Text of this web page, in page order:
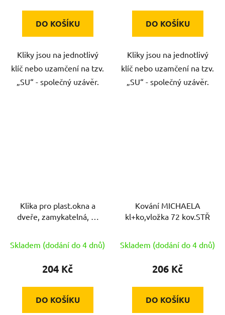
DO KOŠÍKU
Kliky jsou na jednotlivý
klíč nebo uzamčení na tzv.
„SU“ - společný uzávěr.
DO KOŠÍKU
Kliky jsou na jednotlivý
klíč nebo uzamčení na tzv.
„SU“ - společný uzávěr.
Klika pro plast.okna a
dveře, zamykatelná, Al
Skladem (dodání do 4 dnů)
204 Kč
DO KOŠÍKU
Kování MICHAELA
kl+ko,vložka 72 kov.STŘ
Skladem (dodání do 4 dnů)
206 Kč
DO KOŠÍKU